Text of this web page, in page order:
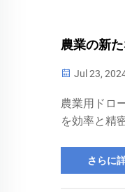
農業の新
Jul 23,
農業用ドロ
を効率と精
さらに